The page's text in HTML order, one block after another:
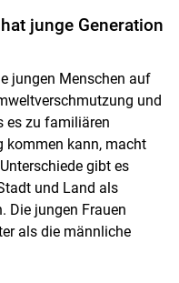
junge Generation
jungen Menschen auf
und
es zu familiären
kommen kann, macht
gibt es
und Land als
Die jungen Frauen
als die männliche